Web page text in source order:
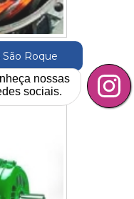
Roque
nossas
sociais.